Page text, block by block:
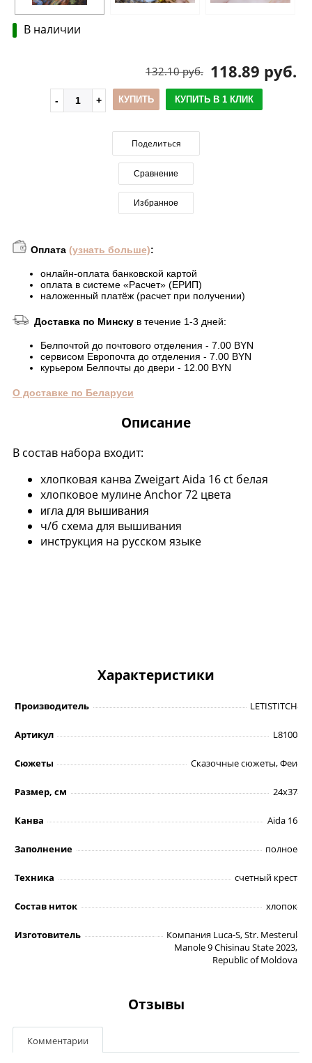
В наличии
118.89 руб.
132.10 руб.
КУПИТЬ КУПИТЬ В 1 КЛИК
Поделиться
Сравнение
Избранное
Оплата (узнать больше):
онлайн-оплата банковской картой
оплата в системе «Расчет» (ЕРИП)
наложенный платёж (расчет при получении)
Доставка по Минску в течение 1-3 дней:
Белпочтой до почтового отделения - 7.00 BYN
сервисом Европочта до отделения - 7.00 BYN
курьером Белпочты до двери - 12.00 BYN
О доставке по Беларуси
Описание
В состав набора входит:
хлопковая канва Zweigart Aida 16 ct белая
хлопковое мулине Anchor 72 цвета
игла для вышивания
ч/б схема для вышивания
инструкция на русском языке
Характеристики
Производитель LETISTITCH
Артикул L8100
Сюжеты Сказочные сюжеты, Феи
Размер, см 24х37
Канва Aida 16
Заполнение полное
Техника счетный крест
Состав ниток хлопок
Изготовитель
Компания Luca-S, Str. Mesterul
Manole 9 Chisinau State 2023,
Republic of Moldova
Отзывы
Комментарии